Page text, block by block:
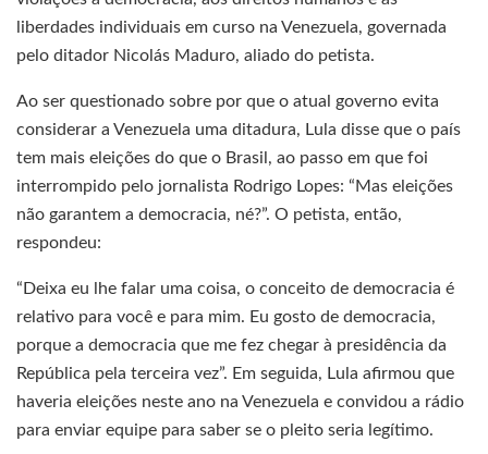
liberdades individuais em curso na Venezuela, governada
pelo ditador Nicolás Maduro, aliado do petista.
Ao ser questionado sobre por que o atual governo evita
considerar a Venezuela uma ditadura, Lula disse que o país
tem mais eleições do que o Brasil, ao passo em que foi
interrompido pelo jornalista Rodrigo Lopes: “Mas eleições
não garantem a democracia, né?”. O petista, então,
respondeu:
“Deixa eu lhe falar uma coisa, o conceito de democracia é
relativo para você e para mim. Eu gosto de democracia,
porque a democracia que me fez chegar à presidência da
República pela terceira vez”. Em seguida, Lula afirmou que
haveria eleições neste ano na Venezuela e convidou a rádio
para enviar equipe para saber se o pleito seria legítimo.